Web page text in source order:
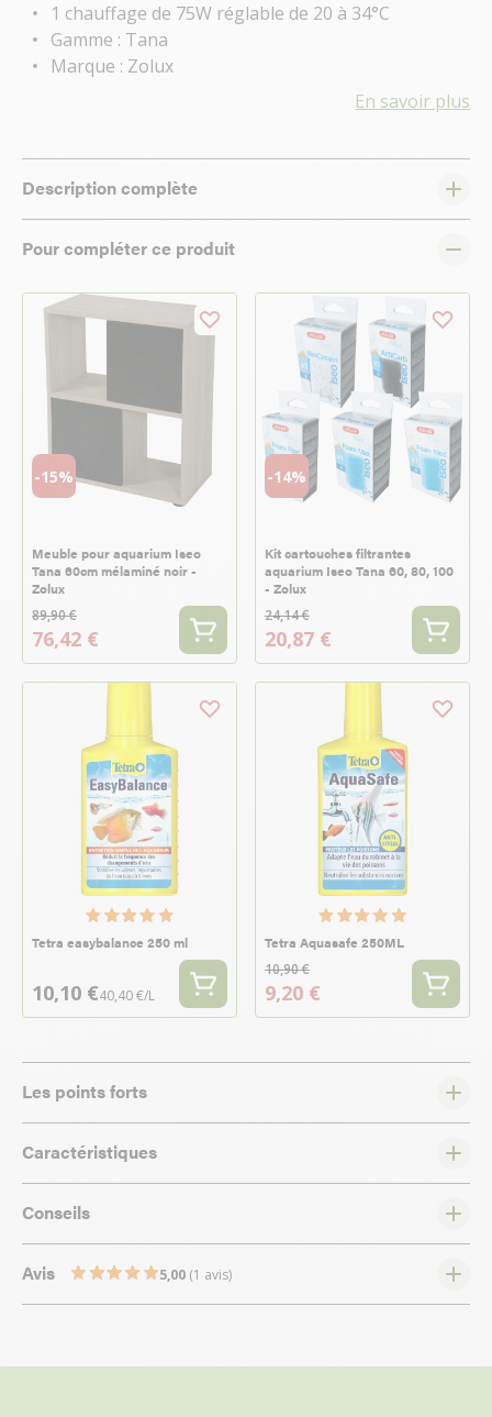
1 chauffage de 75W réglable de 20 à 34°C
Gamme : Tana
Marque : Zolux
En savoir plus
Description complète
Pour compléter ce produit
-15%
Meuble pour aquarium Iseo
Tana 60cm mélaminé noir -
Zolux
89,90 €
76,42 €
-14%
Kit cartouches filtrantes
aquarium Iseo Tana 60, 80, 100
- Zolux
24,14 €
20,87 €
Tetra easybalance 250 ml
10,10 €40,40 €/L
Tetra Aquasafe 250ML
10,90 €
9,20 €
Les points forts
Caractéristiques
Conseils
Avis 5,00 (1 avis)